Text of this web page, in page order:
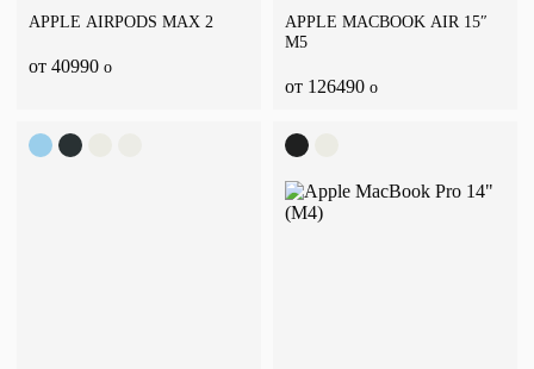
APPLE AIRPODS MAX 2
от 40990 o
APPLE MACBOOK AIR 15″
M5
от 126490 o